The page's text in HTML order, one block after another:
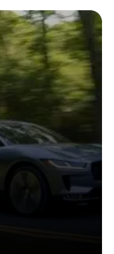
évite